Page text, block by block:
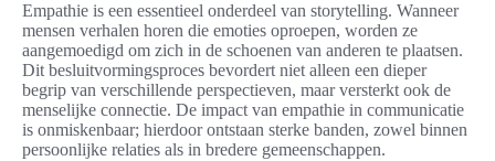
Empathie is een essentieel onderdeel van storytelling. Wanneer
mensen verhalen horen die emoties oproepen, worden ze
aangemoedigd om zich in de schoenen van anderen te plaatsen.
Dit besluitvormingsproces bevordert niet alleen een dieper
begrip van verschillende perspectieven, maar versterkt ook de
menselijke connectie. De impact van empathie in communicatie
is onmiskenbaar; hierdoor ontstaan sterke banden, zowel binnen
persoonlijke relaties als in bredere gemeenschappen.